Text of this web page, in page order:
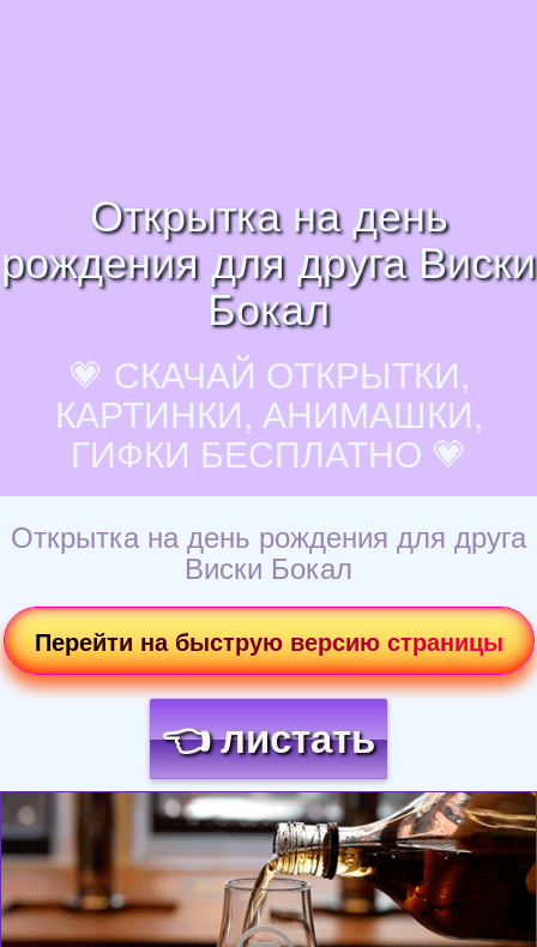
Открытка на день
рождения для друга Виски
Бокал
💗 СКАЧАЙ ОТКРЫТКИ,
КАРТИНКИ, АНИМАШКИ,
ГИФКИ БЕСПЛАТНО 💗
Открытка на день рождения для друга
Виски Бокал
Перейти на быструю версию страницы
👈 листать
Загрузка картинки...